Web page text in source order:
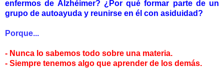
enfermos de Alzhéimer? ¿Por qué formar parte de un
grupo de autoayuda y reunirse en él con asiduidad?
Porque...
- Nunca lo sabemos todo sobre una materia.
- Siempre tenemos algo que aprender de los demás.